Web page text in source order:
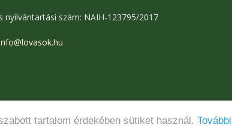
tartalom érdekében sütiket használ.
nyilvántartási szám: NAIH-123795/2017
Médiaajánlat Adatkezelési